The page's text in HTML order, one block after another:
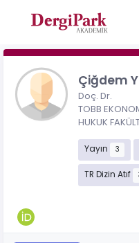
Çiğdem
Doç. Dr.
TOBB
HUKUK
Yayın 3
TR Dizin Atıf